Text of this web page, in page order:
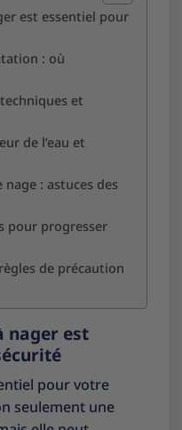
est essentiel pour
: où
et
de l’eau et
: astuces des
pour progresser
de précaution
nager est
pour votre
seulement une